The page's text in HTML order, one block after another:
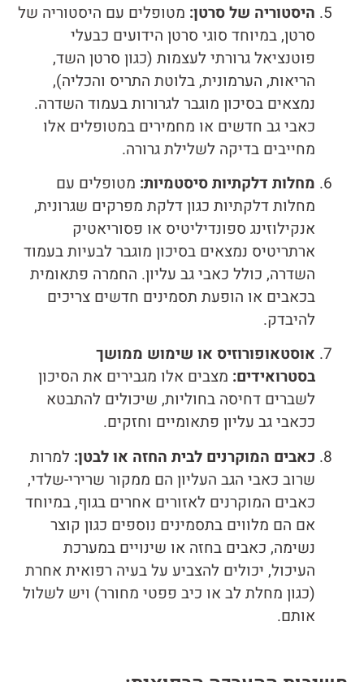
היסטוריה של סרטן: מטופלים עם היסטוריה של
סרטן, במיוחד סוגי סרטן הידועים כבעלי
פוטנציאל גרורתי לעצמות (כגון סרטן השד,
הריאות, הערמונית, בלוטת התריס והכליה),
נמצאים בסיכון מוגבר לגרורות בעמוד השדרה.
כאבי גב חדשים או מחמירים במטופלים אלו
מחייבים בדיקה לשלילת גרורה.
מחלות דלקתיות סיסטמיות: מטופלים עם
מחלות דלקתיות כגון דלקת מפרקים שגרונית,
אנקילוזינג ספונדיליטיס או פסוריאטיק
ארתריטיס נמצאים בסיכון מוגבר לבעיות בעמוד
השדרה, כולל כאבי גב עליון. החמרה פתאומית
בכאבים או הופעת תסמינים חדשים צריכים
להיבדק.
אוסטאופורוזיס או שימוש ממושך
בסטרואידים: מצבים אלו מגבירים את הסיכון
לשברים דחיסה בחוליות, שיכולים להתבטא
ככאבי גב עליון פתאומיים וחזקים.
כאבים המוקרנים לבית החזה או לבטן: למרות
שרוב כאבי הגב העליון הם ממקור שרירי-שלדי,
כאבים המוקרנים לאזורים אחרים בגוף, במיוחד
אם הם מלווים בתסמינים נוספים כגון קוצר
נשימה, כאבים בחזה או שינויים במערכת
העיכול, יכולים להצביע על בעיה רפואית אחרת
(כגון מחלת לב או כיב פפטי מחורר) ויש לשלול
אותם.